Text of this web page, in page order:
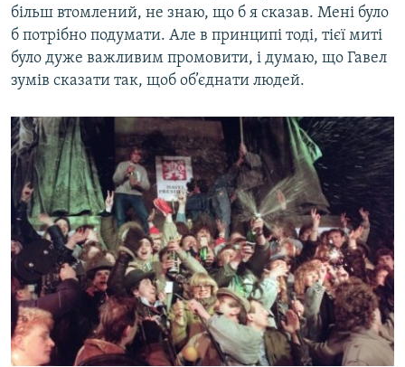
більш втомлений, не знаю, що б я сказав. Мені було
б потрібно подумати. Але в принципі тоді, тієї миті
було дуже важливим промовити, і думаю, що Гавел
зумів сказати так, щоб об’єднати людей.